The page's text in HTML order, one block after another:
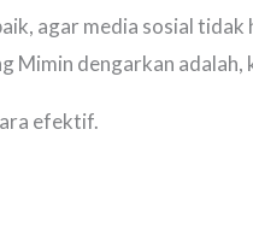
agar media sosial
Mimin dengarkan
efektif.